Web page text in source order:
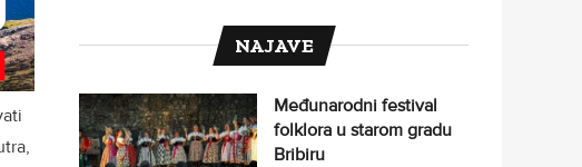
NAJAVE
Međunarodni festival
folklora u starom gradu
Bribiru